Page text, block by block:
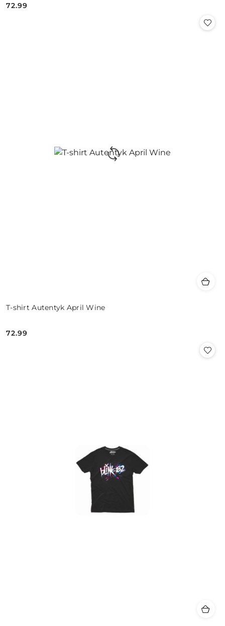
Cena:
72.99
T-shirt Autentyk April Wine
Cena:
72.99